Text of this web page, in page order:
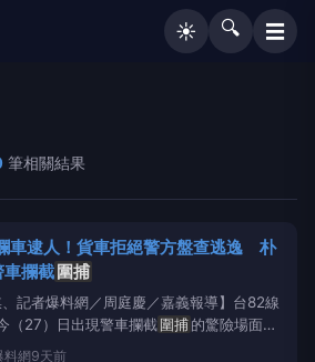
☀️ 🔍 ☰
筆相關結果
車逮人！貨車拒絕警方盤查逃逸 朴
車攔截圍捕
、記者爆料網／周庭慶／嘉義報導】台82線
（27）日出現警車攔截圍捕的驚險場面！1
朴子市區拒檢逃逸，警方一路追上台82
料網9天前